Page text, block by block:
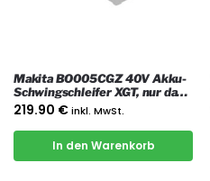
Makita BO005CGZ 40V Akku-
Schwingschleifer XGT, nur das
Gerät
219.90 €inkl. MwSt.
In den Warenkorb